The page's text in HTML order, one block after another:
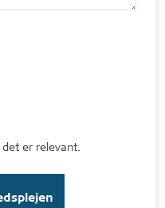
er relevant.